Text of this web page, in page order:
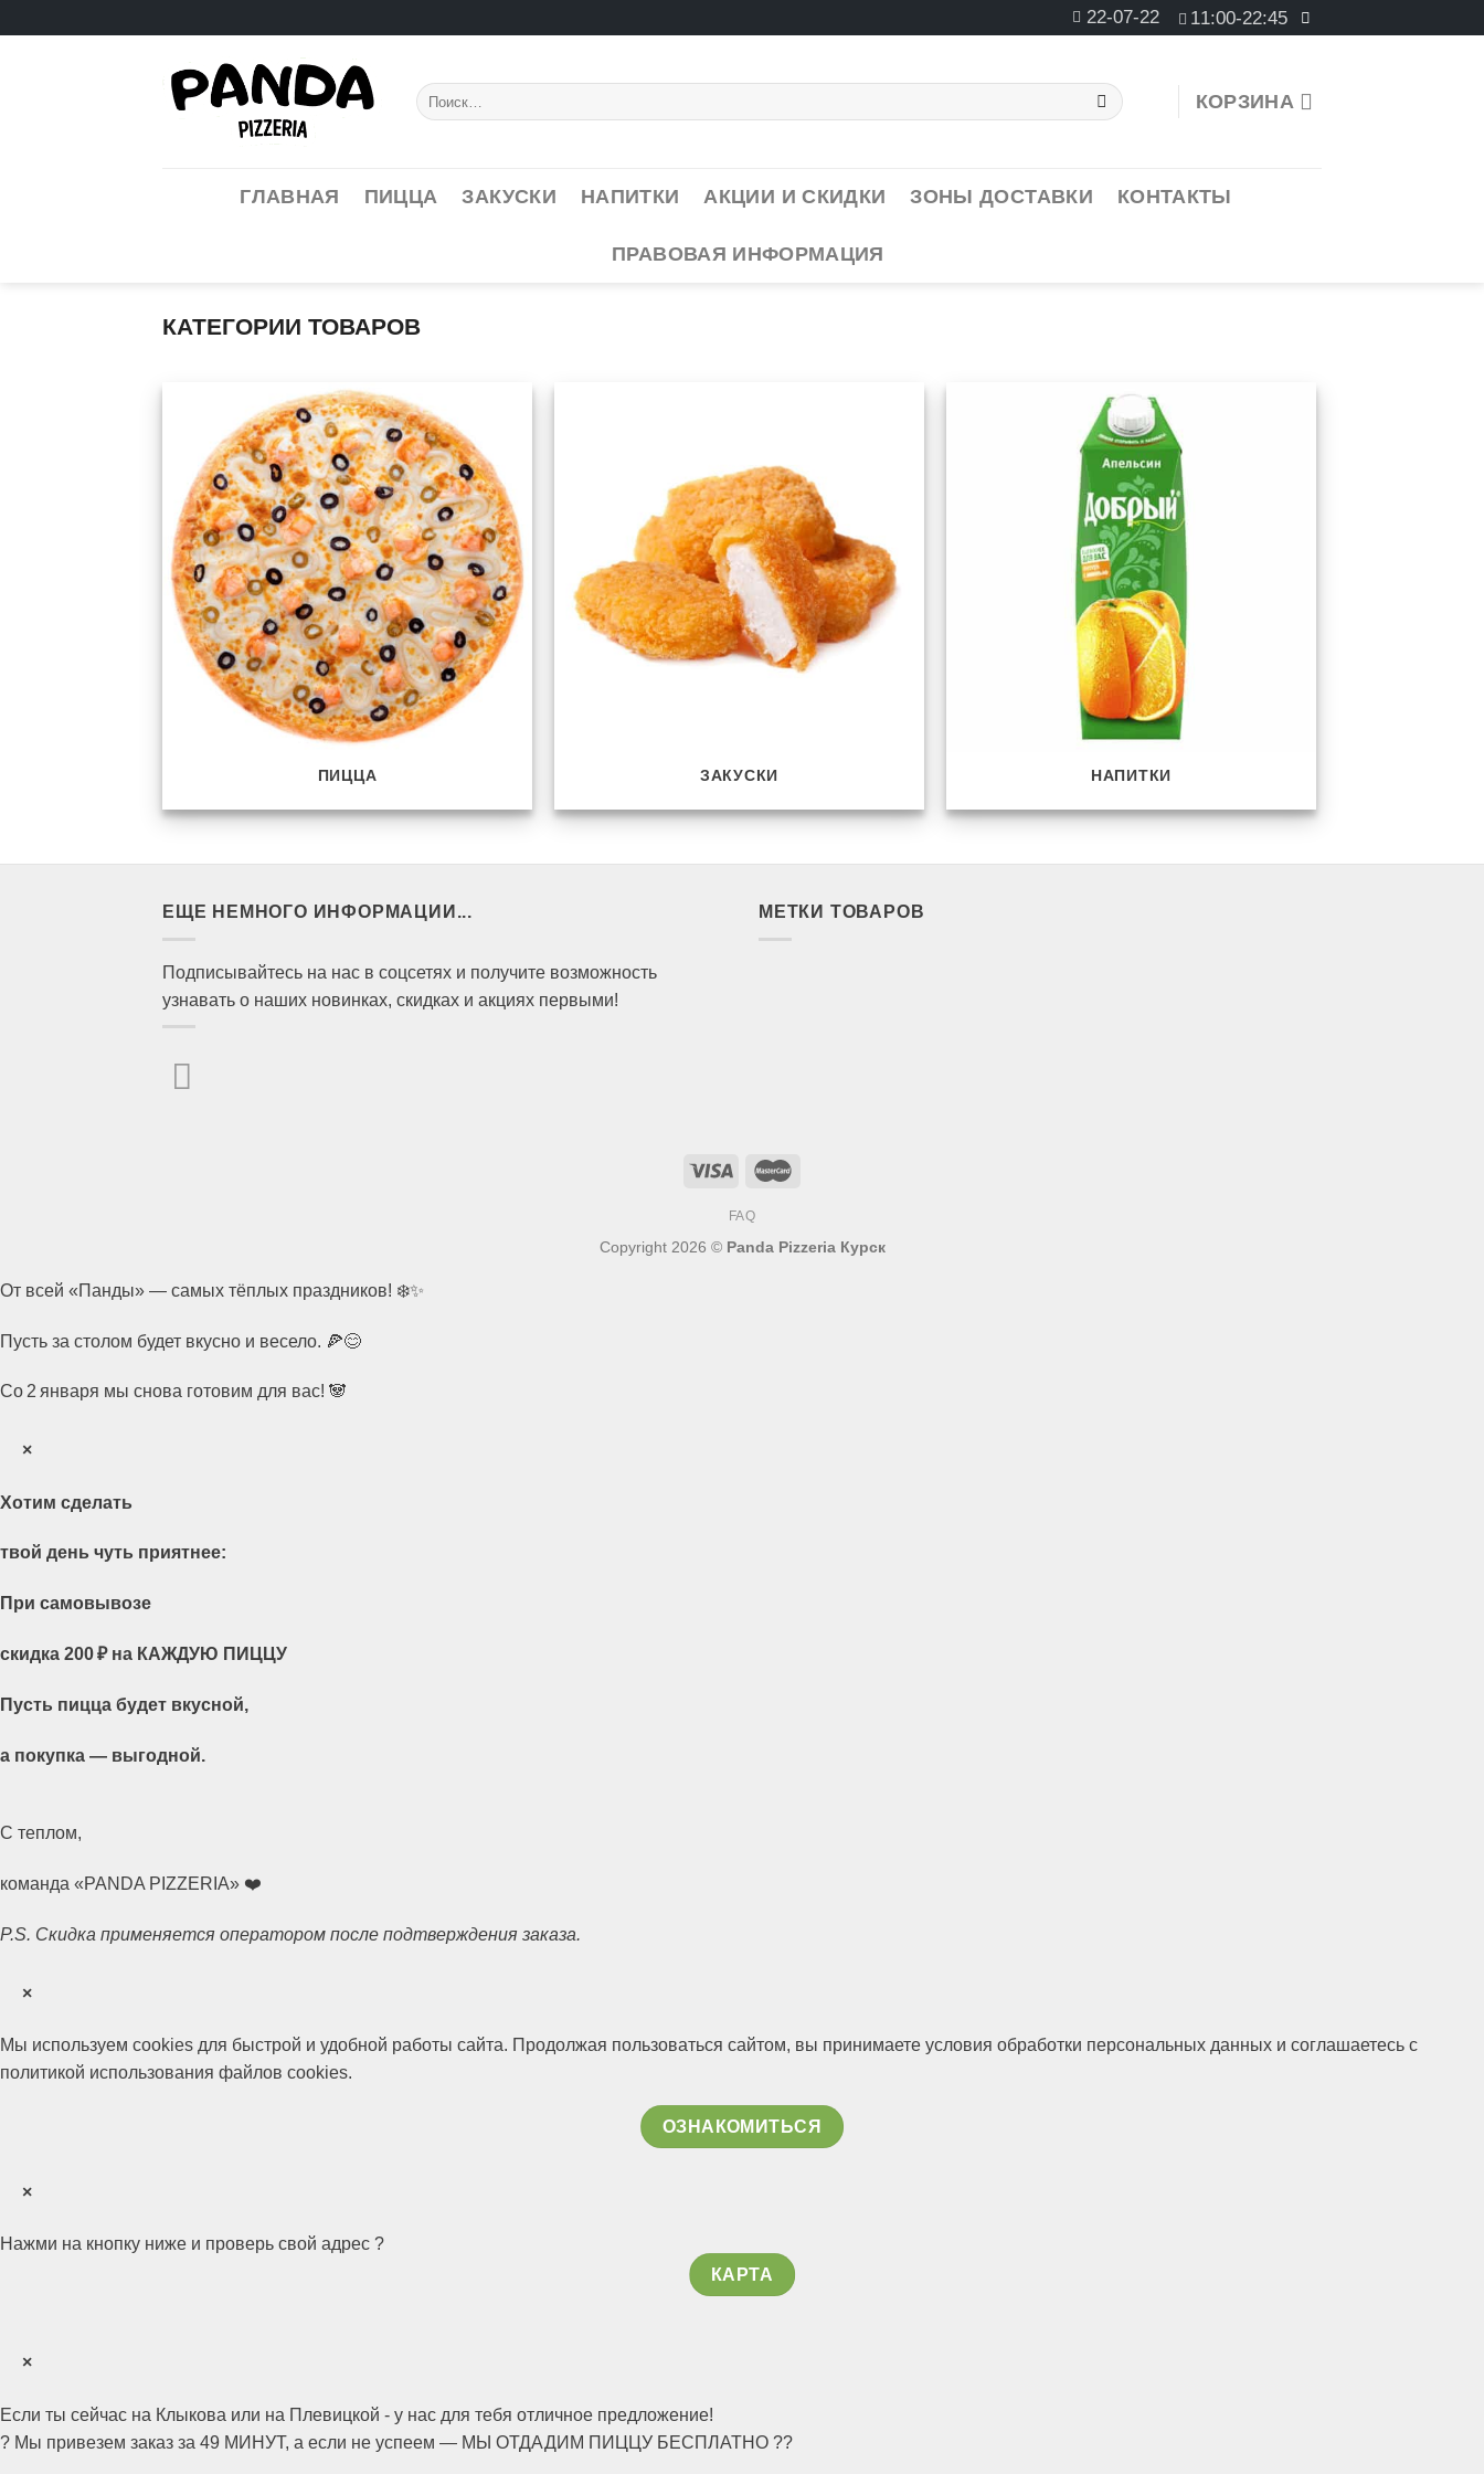
to
22-07-22 11:00-22:45
Искать: КОРЗИНА
ГЛАВНАЯ ПИЦЦА ЗАКУСКИ НАПИТКИ АКЦИИ И СКИДКИ ЗОНЫ ДОСТАВКИ КОНТАКТЫ
ПРАВОВАЯ ИНФОРМАЦИЯ
КАТЕГОРИИ ТОВАРОВ
ПИЦЦА ЗАКУСКИ НАПИТКИ
ЕЩЕ НЕМНОГО ИНФОРМАЦИИ...
Подписывайтесь на нас в соцсетях и получите возможность
узнавать о наших новинках, скидках и акциях первыми!
МЕТКИ ТОВАРОВ
FAQ
Copyright 2026 © Panda Pizzeria Курск
От всей «Панды» — самых тёплых праздников! ❄️✨
Пусть за столом будет вкусно и весело. 🍕😊
Со 2 января мы снова готовим для вас! 🐼
×
Хотим сделать
твой день чуть приятнее:
При самовывозе
скидка 200 ₽ на КАЖДУЮ ПИЦЦУ
Пусть пицца будет вкусной,
а покупка — выгодной.
С теплом,
команда «PANDA PIZZERIA» ❤️
P.S. Скидка применяется оператором после подтверждения заказа.
×
Мы используем cookies для быстрой и удобной работы сайта. Продолжая пользоваться сайтом, вы принимаете условия обработки персональных данных и соглашаетесь с
политикой использования файлов cookies.
ОЗНАКОМИТЬСЯ
×
Нажми на кнопку ниже и проверь свой адрес ?
КАРТА
×
Если ты сейчас на Клыкова или на Плевицкой - у нас для тебя отличное предложение!
? Мы привезем заказ за 49 МИНУТ, а если не успеем — МЫ ОТДАДИМ ПИЦЦУ БЕСПЛАТНО ??